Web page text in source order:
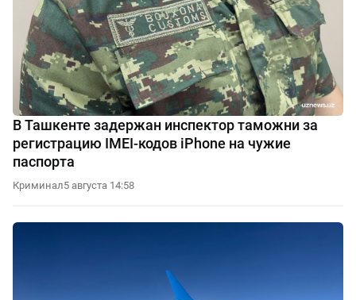
В Ташкенте задержан инспектор таможни за
регистрацию IMEI-кодов iPhone на чужие
паспорта
Криминал5 августа 14:58